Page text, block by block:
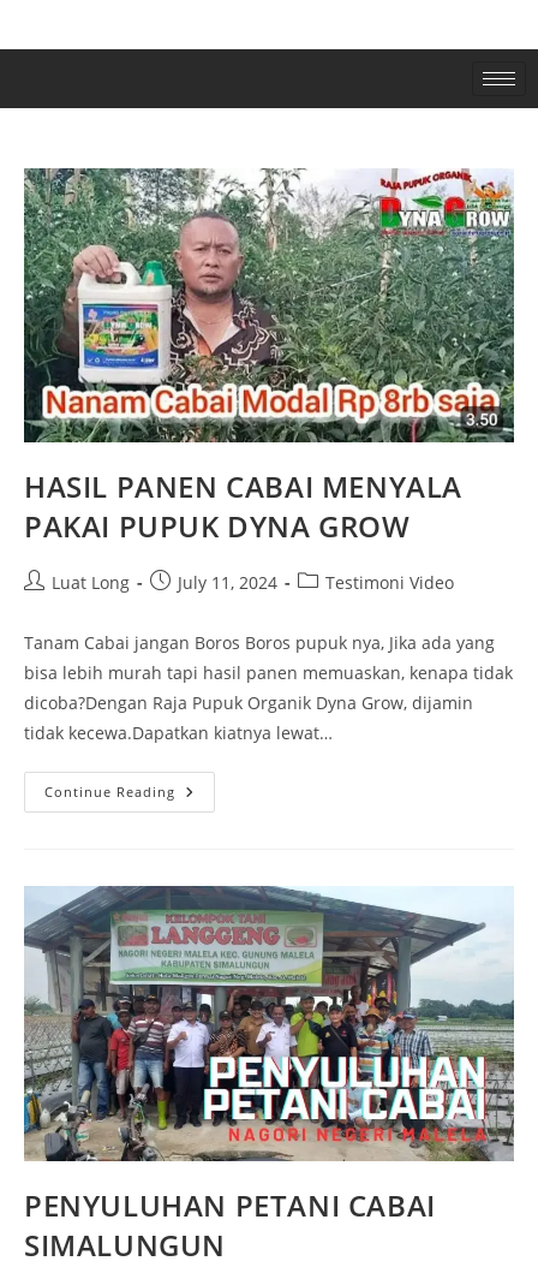
HASIL PANEN CABAI MENYALA
PAKAI PUPUK DYNA GROW
Luat Long July 11, 2024 Testimoni Video
Tanam Cabai jangan Boros Boros pupuk nya, Jika ada yang
bisa lebih murah tapi hasil panen memuaskan, kenapa tidak
dicoba?Dengan Raja Pupuk Organik Dyna Grow, dijamin
tidak kecewa.Dapatkan kiatnya lewat…
Continue Reading
PENYULUHAN PETANI CABAI
SIMALUNGUN